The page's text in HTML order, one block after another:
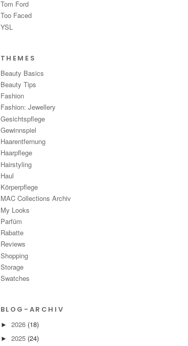
Tom Ford
Too Faced
YSL
THEMES
Beauty Basics
Beauty Tips
Fashion
Fashion: Jewellery
Gesichtspflege
Gewinnspiel
Haarentfernung
Haarpflege
Hairstyling
Haul
Körperpflege
MAC Collections Archiv
My Looks
Parfüm
Rabatte
Reviews
Shopping
Storage
Swatches
BLOG-ARCHIV
► 2026 (18)
► 2025 (24)